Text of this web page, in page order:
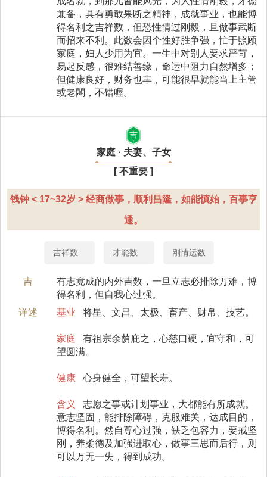
兼备，具有勇敢果断之精神，成就事业，也能博
得名利之吉祥数，但恐性情过刚毅，且做事武断
而招来不利。此数会因个性好胜争强，忙于照顾
家庭，妇人少用为宜。一生中对别人要求严苛，
易起反感，很难结善缘，命运中阻力自然增多；
但健康良好，财务也丰，可能很早就能当上主管
或老闆，不错喔。
吉
家庭 · 夫妻、子女
[ 不重要 ]
钱钟 < 17~32岁 > 经商做事，顺利昌隆，如能慎始，百事亨
通。
吉祥数 才能数 刚情运数
吉
有志竟成的内外吉数，一旦立志必排除万难，博
得名利，但自我心过强。
详述
基业 将星、文昌、太极、畜产、财帛、技艺。
家庭
有祖宗余荫庇之，心慈口硬，宜守和，可
望圆满。
健康 心身健全，可望长寿。
含义
志愿之事或计划事业，大都能有所成就。
意志坚固，能排除障碍，克服难关，达成目的，
博得名利。然自尊心过强，缺乏包容力，要戒坚
刚，养柔德及加强进取心，做事三思而后行，则
可以万无一失，得到成功。